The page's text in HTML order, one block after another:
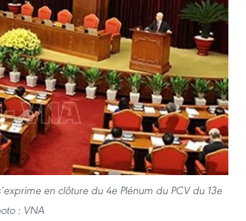
en clôture du 4e Plénum du PCV du 13e
: VNA